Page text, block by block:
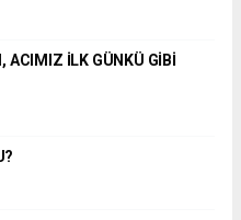
ACIMIZ İLK GÜNKÜ GİBİ